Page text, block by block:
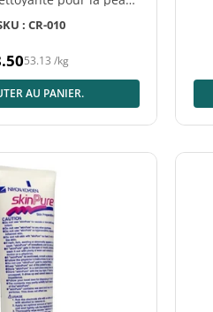
de 160 g
: CR-010
Prix
normal
53.13 /kg
AU PANIER.